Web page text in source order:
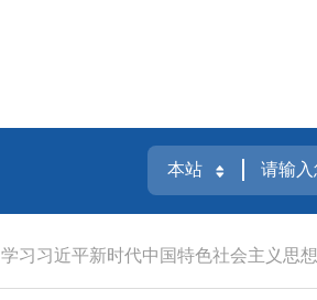
学习习近平新时代中国特色社会主义思想